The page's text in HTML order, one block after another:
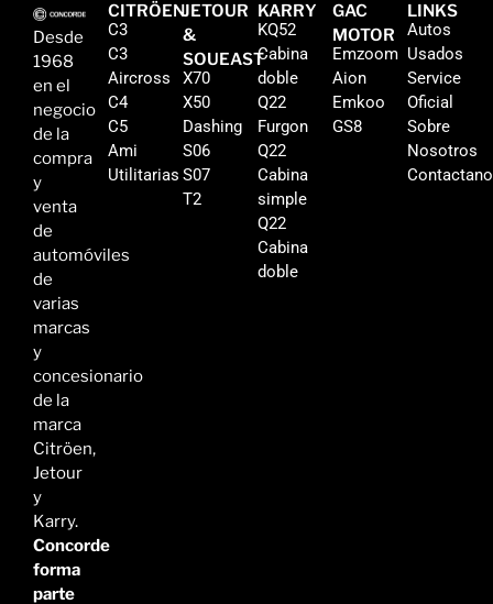
Desde
1968
en el
negocio
de la
compra
y
venta
de
automóviles
de
varias
marcas
y
concesionario
de la
marca
Citröen,
Jetour
y
Karry.
Concorde
forma
parte
CITRÖEN
C3
C3
Aircross
C4
C5
Ami
Utilitarias
JETOUR
&
SOUEAST
X70
X50
Dashing
S06
S07
T2
KARRY
KQ52
Cabina
doble
Q22
Furgon
Q22
Cabina
simple
Q22
Cabina
doble
GAC
MOTOR
Emzoom
Aion
Emkoo
GS8
LINKS
Autos
Usados
Service
Oficial
Sobre
Nosotros